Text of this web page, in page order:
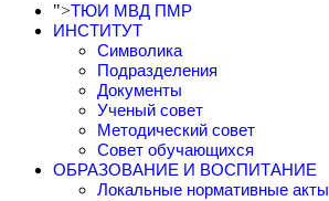
">ТЮИ МВД ПМР
ИНСТИТУТ
Символика
Подразделения
Документы
Ученый совет
Методический совет
Совет обучающихся
ОБРАЗОВАНИЕ И ВОСПИТАНИЕ
Локальные нормативные акты